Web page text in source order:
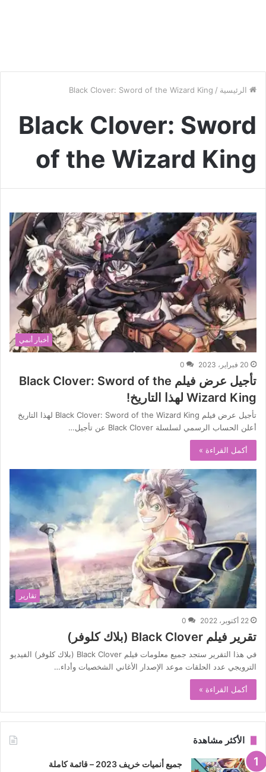
الرئيسية /
Black Clover: Sword of the Wizard King
Black Clover: Sword
of the Wizard King
أخبار أنمي
20 فبراير، 2023 0
تأجيل عرض فيلم Black Clover: Sword of the
Wizard King لهذا التاريخ!
تأجيل عرض فيلم Black Clover: Sword of the Wizard King لهذا التاريخ
أعلن الحساب الرسمي لسلسلة Black Clover عن تأجيل…
أكمل القراءة »
تقارير
22 أكتوبر، 2022 0
تقرير فيلم Black Clover (بلاك كلوفر)
في هذا التقرير ستجد جميع معلومات فيلم Black Clover (بلاك كلوفر) الفيديو
الترويجي عدد الحلقات موعد الإصدار الأغاني الشخصيات وأداء…
أكمل القراءة »
الأكثر مشاهدة
جميع أنميات خريف 2023 – قائمة كاملة